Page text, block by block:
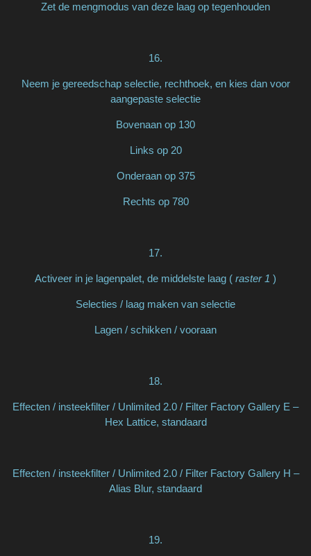
Zet de mengmodus van deze laag op tegenhouden
16.
Neem je gereedschap selectie, rechthoek, en kies dan voor
aangepaste selectie
Bovenaan op 130
Links op 20
Onderaan op 375
Rechts op 780
17.
Activeer in je lagenpalet, de middelste laag ( raster 1 )
Selecties / laag maken van selectie
Lagen / schikken / vooraan
18.
Effecten / insteekfilter / Unlimited 2.0 / Filter Factory Gallery E –
Hex Lattice, standaard
Effecten / insteekfilter / Unlimited 2.0 / Filter Factory Gallery H –
Alias Blur, standaard
19.